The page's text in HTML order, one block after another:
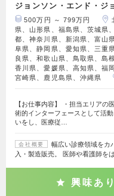
ジョンソン・エンド・ジ
500万円 ～ 799万円
県、山形県、福島県、茨城県
都、神奈川県、新潟県、富山
阜県、静岡県、愛知県、三重
良県、和歌山県、鳥取県、島
香川県、愛媛県、高知県、福
宮崎県、鹿児島県、沖縄県
【お仕事内容】 ・担当エリアの
術的インターフェースとして活
いをし、医療従…
会社概要
幅広い診療領域をカ
入・製造販売。 医師や看護師を
興味あり